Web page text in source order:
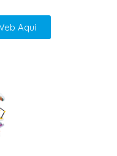
Aquí